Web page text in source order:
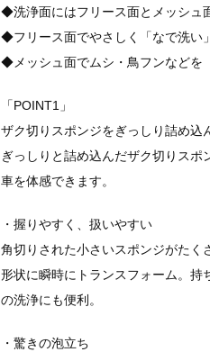
◆洗浄面にはフリース面とメッシュ
◆フリース面でやさしく「なで洗い
◆メッシュ面でムシ・鳥フンなどを
「POINT1」
ザク切りスポンジをぎっしり詰め込
ぎっしりと詰め込んだザク切りス
車を体感できます。
・握りやすく、扱いやすい
角切りされた小さいスポンジがたく
形状に瞬時にトランスフォーム。持
の洗浄にも便利。
・驚きの泡立ち